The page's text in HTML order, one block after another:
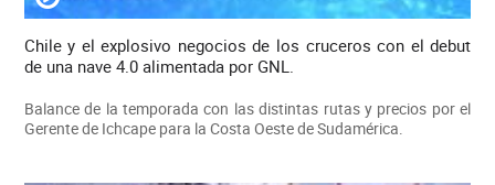
Chile y el explosivo negocios de los cruceros con el debut
de una nave 4.0 alimentada por GNL.
Balance de la temporada con las distintas rutas y precios por el
Gerente de Ichcape para la Costa Oeste de Sudamérica.